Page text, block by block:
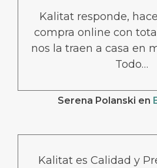
Kalitat responde,
compra online con
nos la traen a casa en
Todo…
Serena Polanski en
Kalitat es Calidad y